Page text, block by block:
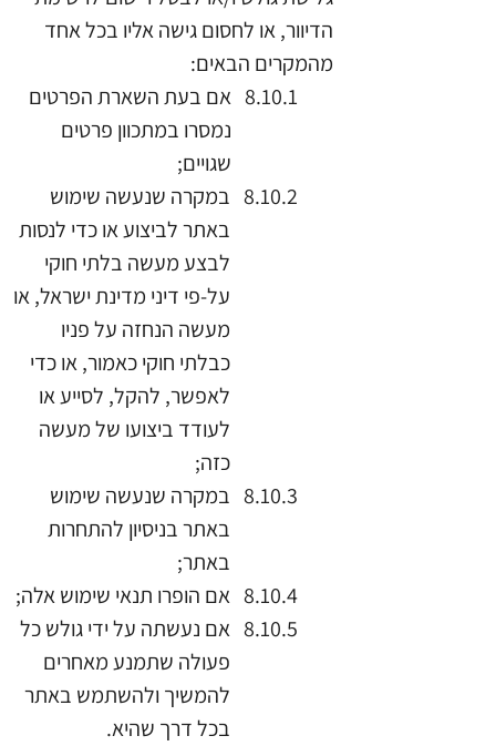
הדיוור, או לחסום גישה אליו בכל אחד
מהמקרים הבאים:
אם בעת השארת הפרטים
נמסרו במתכוון פרטים
שגויים;
במקרה שנעשה שימוש
באתר לביצוע או כדי לנסות
לבצע מעשה בלתי חוקי
על-פי דיני מדינת ישראל, או
מעשה הנחזה על פניו
כבלתי חוקי כאמור, או כדי
לאפשר, להקל, לסייע או
לעודד ביצועו של מעשה
כזה;
במקרה שנעשה שימוש
באתר בניסיון להתחרות
באתר;
אם הופרו תנאי שימוש אלה;
אם נעשתה על ידי גולש כל
פעולה שתמנע מאחרים
להמשיך ולהשתמש באתר
בכל דרך שהיא.